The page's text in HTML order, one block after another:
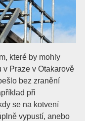
které by mohly
Praze v Otakarově
bez zranění
při
se na kotvení
vypustí, anebo